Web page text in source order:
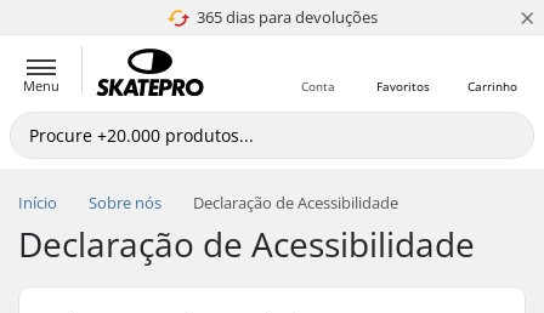
365 dias para devoluções
4.8 de 5 ×
Menu Carrinho
Favoritos
Conta
Início Sobre nós Declaração de Acessibilidade
Declaração de Acessibilidade